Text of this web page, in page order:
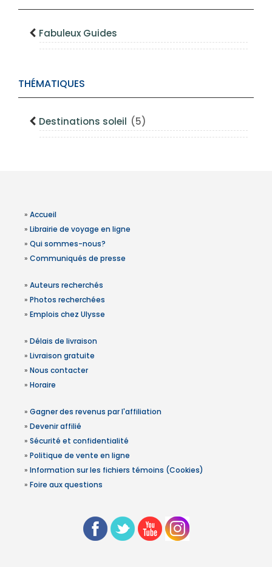
Fabuleux Guides
THÉMATIQUES
Destinations soleil (5)
» Accueil
» Librairie de voyage en ligne
» Qui sommes-nous?
» Communiqués de presse
» Auteurs recherchés
» Photos recherchées
» Emplois chez Ulysse
» Délais de livraison
» Livraison gratuite
» Nous contacter
» Horaire
» Gagner des revenus par l'affiliation
» Devenir affilié
» Sécurité et confidentialité
» Politique de vente en ligne
» Information sur les fichiers témoins (Cookies)
» Foire aux questions